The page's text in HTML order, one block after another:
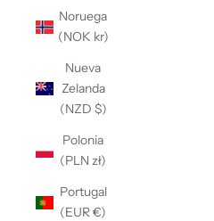
Noruega
(NOK kr)
Nueva
Zelanda
(NZD $)
Polonia
(PLN zł)
Portugal
(EUR €)